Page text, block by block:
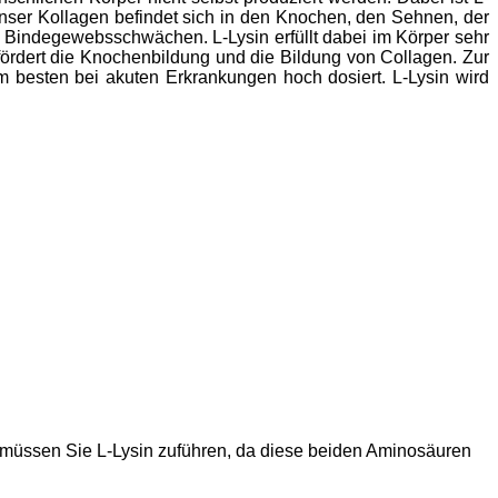
Kollagen befindet sich in den Knochen, den Sehnen, der
L-Lysin erfüllt dabei im Körper sehr
die Knochenbildung und die Bildung von Collagen. Zur
besten bei akuten Erkrankungen hoch dosiert. L-Lysin wird
Sie L-Lysin zuführen, da diese beiden Aminosäuren